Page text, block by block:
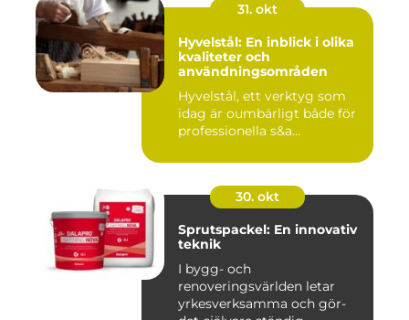
31. okt
Hyvelstål: En inblick i olika
kvaliteter och
användningsområden
Hyvelstål, ett verktyg som
idag är oumbärligt både för
professionella s&a...
30. okt
Sprutspackel: En innovativ
teknik
I bygg- och
renoveringsvärlden letar
yrkesverksamma och gör-